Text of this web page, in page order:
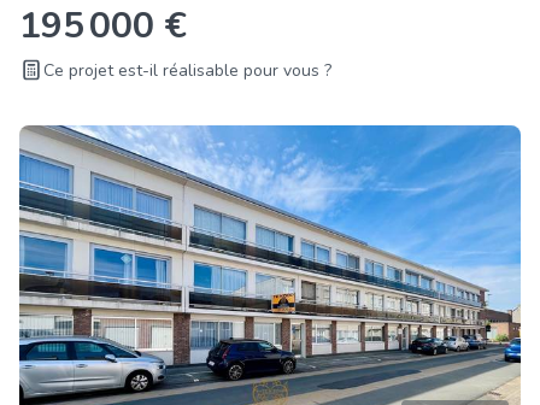
195 000 €
Ce projet est-il réalisable pour vous ?